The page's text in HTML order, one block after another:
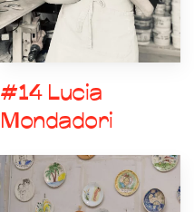
#14 Lucia
Mondadori